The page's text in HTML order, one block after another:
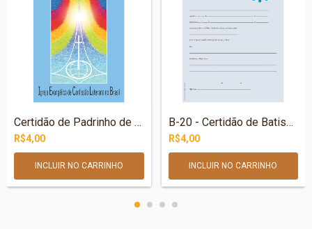
Certidão de Padrinho de Batismo
R$4,00
B-20 - Certidão de Batismo - Concha
R$4,00